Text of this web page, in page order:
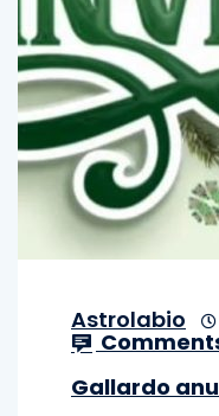
Astrolabio
Gallardo